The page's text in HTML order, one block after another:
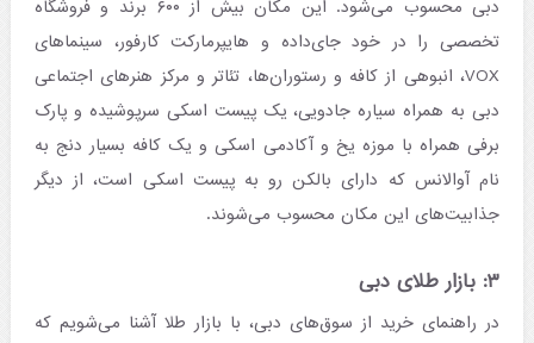
دبی محسوب می‌شود. این مکان بیش از ۶۰۰ برند و فروشگاه
تخصصی را در خود جای‌داده و هایپرمارکت کارفور، سینماهای
VOX، انبوهی از کافه و رستوران‌ها، تئاتر و مرکز هنرهای اجتماعی
دبی به همراه سیاره جادویی، یک پیست اسکی سرپوشیده و پارک
برفی همراه با موزه یخ و آکادمی اسکی و یک کافه بسیار دنج به
نام آوالانس که دارای بالکن رو به پیست‌ اسکی است، از دیگر
جذابیت‌های این مکان محسوب می‌شوند.
۳:‌ بازار طلای دبی
در راهنمای خرید از سوق‌های دبی، با بازار طلا آشنا می‌شویم که